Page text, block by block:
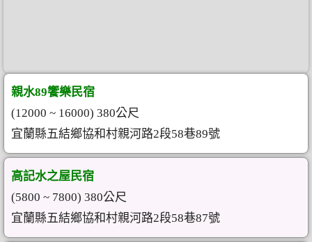
親水89饗樂民宿
(12000 ~ 16000) 380公尺
宜蘭縣五結鄉協和村親河路2段58巷89號
高記水之屋民宿
(5800 ~ 7800) 380公尺
宜蘭縣五結鄉協和村親河路2段58巷87號